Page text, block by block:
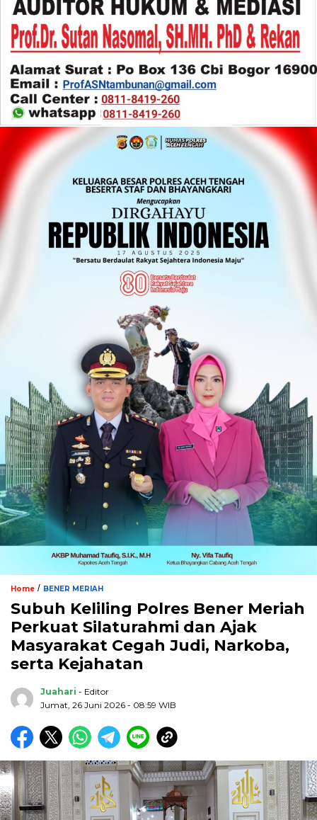
Home / BENER MERIAH
Subuh Keliling Polres Bener Meriah
Perkuat Silaturahmi dan Ajak
Masyarakat Cegah Judi, Narkoba,
serta Kejahatan
Juahari - Editor
Jumat, 26 Juni 2026 - 08:59 WIB